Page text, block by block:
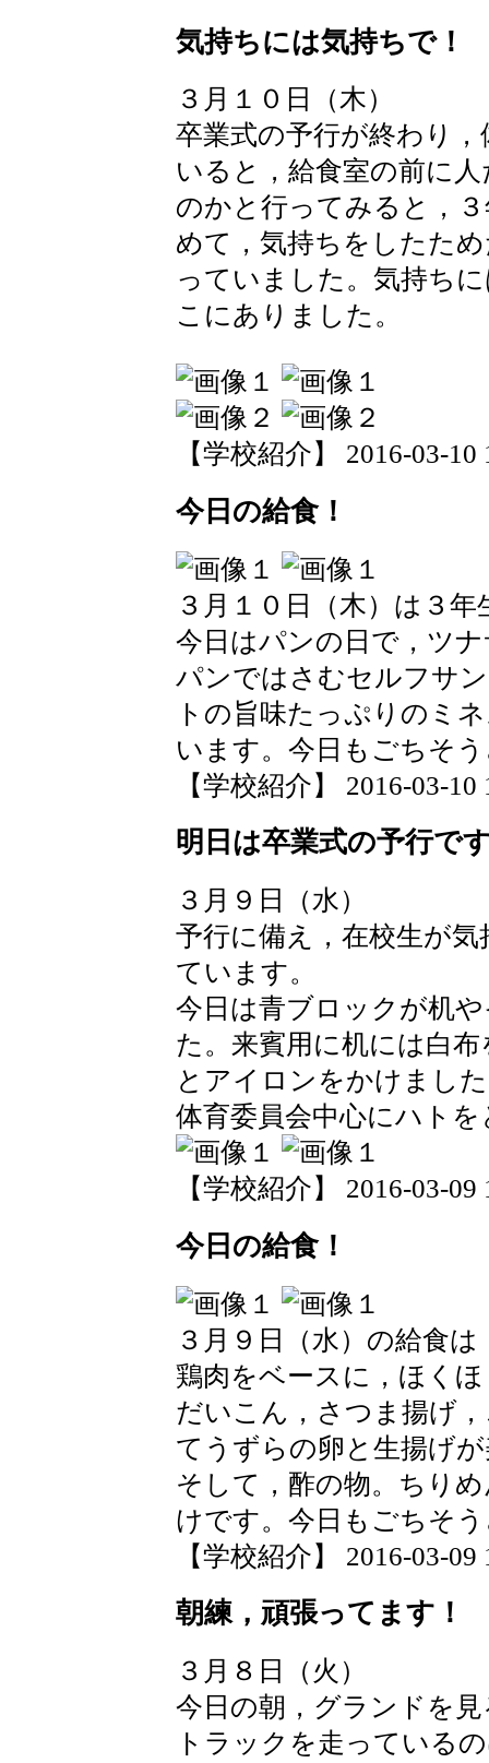
気持ちには気持ちで！
３月１０日（木）
卒業式の予行が終わり
いると，給食室の前に
のかと行ってみると，
めて，気持ちをしたた
っていました。気持ち
こにありました。
【学校紹介】 2016-03-10
今日の給食！
３月１０日（木）は３
今日はパンの日で，ツ
パンではさむセルフサ
トの旨味たっぷりのミ
います。今日もごちそ
【学校紹介】 2016-03-10
明日は卒業式の予行で
３月９日（水）
予行に備え，在校生が
ています。
今日は青ブロックが机
た。来賓用に机には白
とアイロンをかけまし
体育委員会中心にハト
【学校紹介】 2016-03-09
今日の給食！
３月９日（水）の給食
鶏肉をベースに，ほく
だいこん，さつま揚げ
てうずらの卵と生揚げ
そして，酢の物。ちり
けです。今日もごちそ
【学校紹介】 2016-03-09
朝練，頑張ってます！
３月８日（火）
今日の朝，グランドを
トラックを走っている